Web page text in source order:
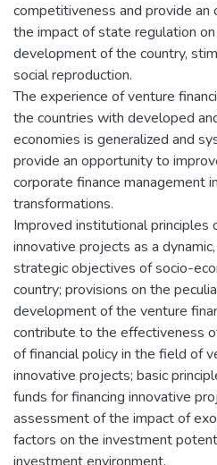
competitiveness and provide
the impact of state regulation
development of the country,
social reproduction.
The experience of venture
the countries with developed
economies is generalized and
provide an opportunity to
corporate finance management
transformations.
Improved institutional principles
innovative projects as a
strategic objectives of socio-
country; provisions on the
development of the venture
contribute to the effectiveness
of financial policy in the field of
innovative projects; basic
funds for financing innovative
assessment of the impact of
factors on the investment